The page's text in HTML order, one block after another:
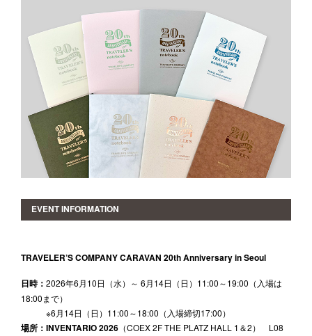
EVENT INFORMATION
TRAVELER’S COMPANY CARAVAN 20th Anniversary in Seoul
日時： 2026年6月10日（水）～ 6月14日（日）11:00～19:00（入場は
18:00まで）
※6月14日（日）11:00～18:00（入場締切17:00）
場所：INVENTARIO 2026 （COEX 2F THE PLATZ HALL 1＆2） L08